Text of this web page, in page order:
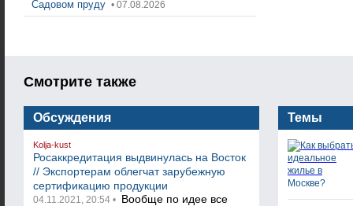
Садовом пруду • 07.08.2026
Смотрите также
Обсуждения
Kolja-kust
Росаккредитация выдвинулась на Восток
// Экспортерам облегчат зарубежную
сертификацию продукции
04.11.2021, 20:54 • Вообще по идее все
Темы